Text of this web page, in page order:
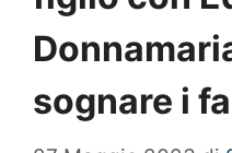
sognare i